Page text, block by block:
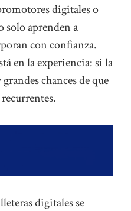
digitales o
aprenden a
con confianza.
en la experiencia: si la
chances de que
digitales se